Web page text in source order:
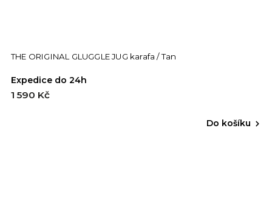
THE ORIGINAL GLUGGLE JUG karafa / Tan
Expedice do 24h
1 590 Kč
Do košíku